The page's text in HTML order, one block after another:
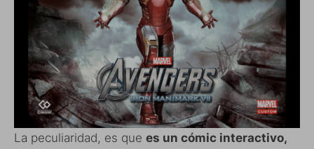
La peculiaridad, es que es un cómic interactivo,